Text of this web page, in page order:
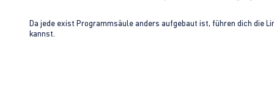
Da jede exist Programmsäule anders aufgebaut ist, führen dich die
kannst.